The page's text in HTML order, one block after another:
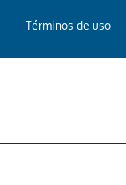
Términos de uso